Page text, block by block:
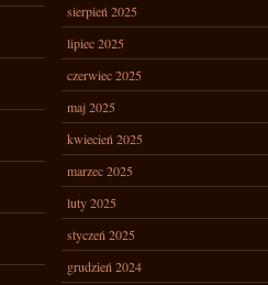
sierpień 2025
lipiec 2025
czerwiec 2025
maj 2025
kwiecień 2025
marzec 2025
luty 2025
styczeń 2025
grudzień 2024